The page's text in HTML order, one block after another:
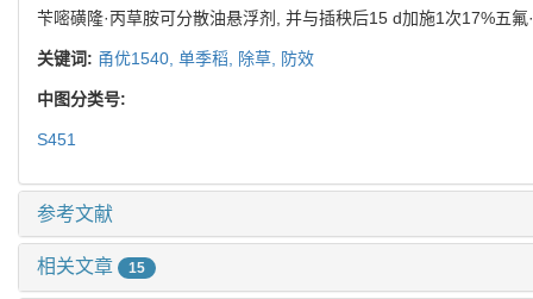
苄嘧磺隆·丙草胺可分散油悬浮剂, 并与插秧后15 d加施1次17%五
关键词: 甬优1540, 单季稻, 除草, 防效
中图分类号:
S451
参考文献
相关文章 15